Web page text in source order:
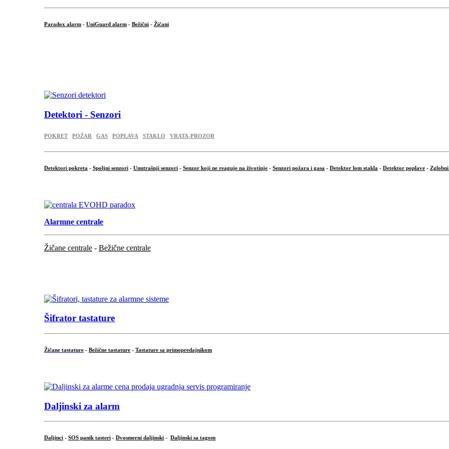
Paradox alarm - UniGuard alarm - Bežični - Žičani
Detektori - Senzori
POKRET POŽAR GAS POPLAVA STAKLO VRATA-PROZOR
Detektori pokreta - Spoljni senzori - Unutrašnji senzori - Senzor koji ne reaguje na životinje - Senzori požara i gasa - Detektor lom stakla - Detektor poplave - Zglobni
Alarmne centrale
Žičane centrale - Bežične centrale
Šifrator tastature
Žičane tastature - Bežične tastature - Tastature sa primopredajnikom
Daljinski za alarm
Daljinci - SOS panik tasteri - Dvosmerni daljinski - Daljinski sa tagom